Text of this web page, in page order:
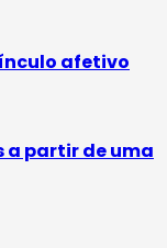
afetivo
a partir de uma